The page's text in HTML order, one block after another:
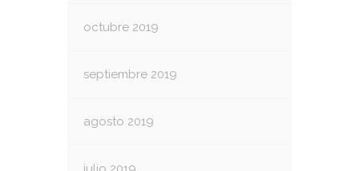
octubre 2019
septiembre 2019
agosto 2019